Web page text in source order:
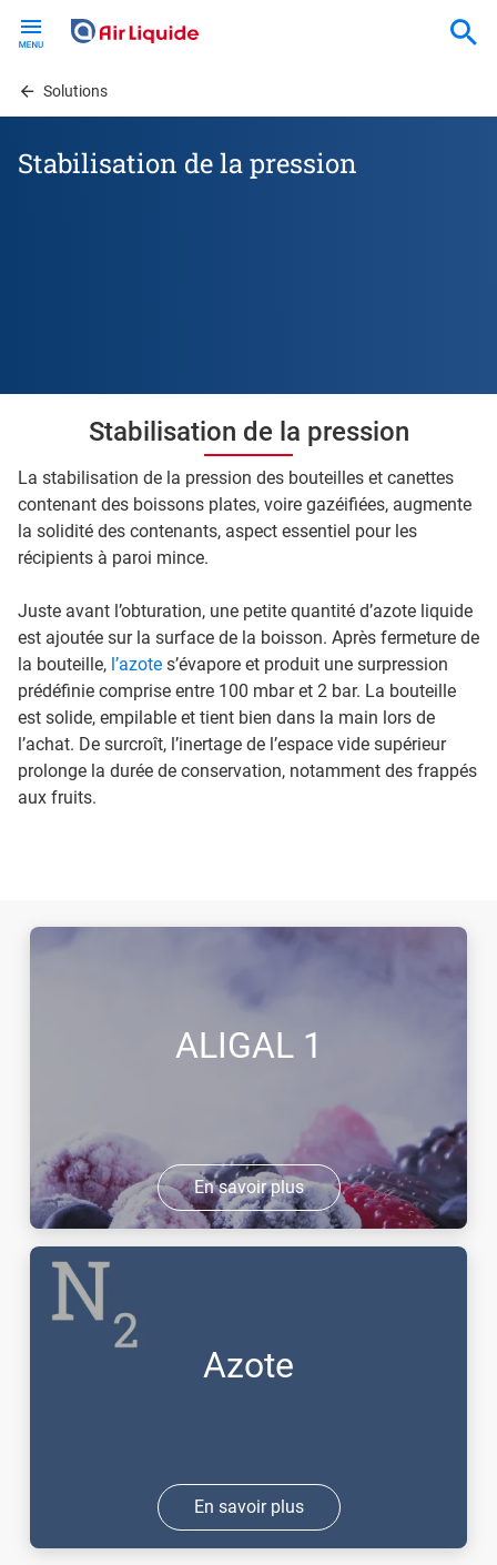
contentSolutions
Stabilisation de la pression
Stabilisation de la pression
La stabilisation de la pression des bouteilles et canettes
contenant des boissons plates, voire gazéifiées, augmente
la solidité des contenants, aspect essentiel pour les
récipients à paroi mince.
Juste avant l’obturation, une petite quantité d’azote liquide
est ajoutée sur la surface de la boisson. Après fermeture de
la bouteille, l’azote s’évapore et produit une surpression
prédéfinie comprise entre 100 mbar et 2 bar. La bouteille
est solide, empilable et tient bien dans la main lors de
l’achat. De surcroît, l’inertage de l’espace vide supérieur
prolonge la durée de conservation, notamment des frappés
aux fruits.
ALIGAL 1
En savoir plus
Azote
En savoir plus